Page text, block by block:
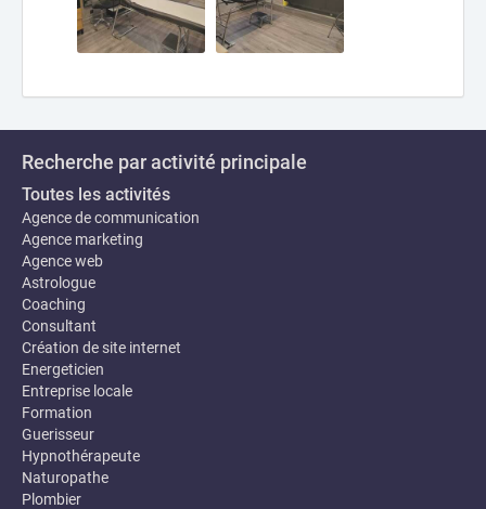
Recherche par activité principale
Toutes les activités
Agence de communication
Agence marketing
Agence web
Astrologue
Coaching
Consultant
Création de site internet
Energeticien
Entreprise locale
Formation
Guerisseur
Hypnothérapeute
Naturopathe
Plombier